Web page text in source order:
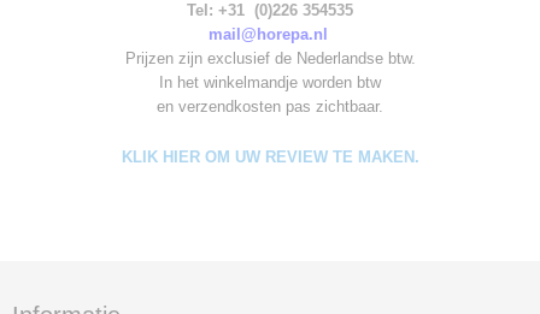
Tel: +31 (0)226 354535
mail@horepa.nl
Prijzen zijn exclusief de Nederlandse btw.
In het winkelmandje worden btw
en verzendkosten pas zichtbaar.
KLIK HIER OM UW REVIEW TE MAKEN.